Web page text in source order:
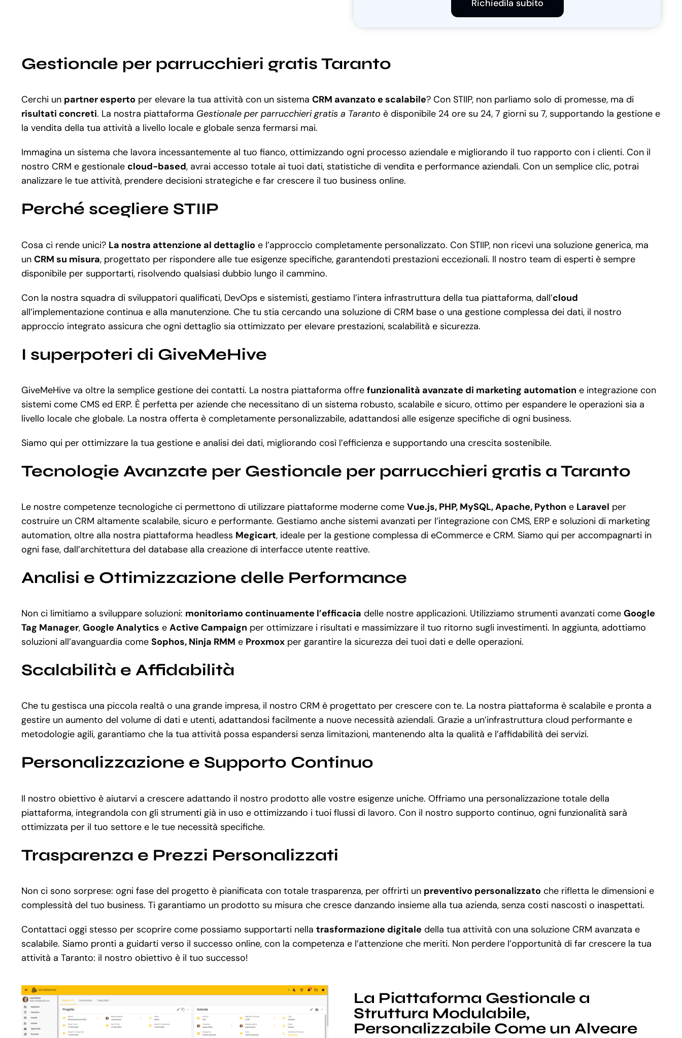
Richiedila subito
Gestionale per parrucchieri gratis Taranto
Cerchi un partner esperto per elevare la tua attività con un sistema CRM avanzato e scalabile? Con STIIP, non parliamo solo di promesse, ma di
risultati concreti. La nostra piattaforma Gestionale per parrucchieri gratis a Taranto è disponibile 24 ore su 24, 7 giorni su 7, supportando la gestione e
la vendita della tua attività a livello locale e globale senza fermarsi mai.
Immagina un sistema che lavora incessantemente al tuo fianco, ottimizzando ogni processo aziendale e migliorando il tuo rapporto con i clienti. Con il
nostro CRM e gestionale cloud-based, avrai accesso totale ai tuoi dati, statistiche di vendita e performance aziendali. Con un semplice clic, potrai
analizzare le tue attività, prendere decisioni strategiche e far crescere il tuo business online.
Perché scegliere STIIP
Cosa ci rende unici? La nostra attenzione al dettaglio e l’approccio completamente personalizzato. Con STIIP, non ricevi una soluzione generica, ma
un CRM su misura, progettato per rispondere alle tue esigenze specifiche, garantendoti prestazioni eccezionali. Il nostro team di esperti è sempre
disponibile per supportarti, risolvendo qualsiasi dubbio lungo il cammino.
Con la nostra squadra di sviluppatori qualificati, DevOps e sistemisti, gestiamo l’intera infrastruttura della tua piattaforma, dall’cloud
all’implementazione continua e alla manutenzione. Che tu stia cercando una soluzione di CRM base o una gestione complessa dei dati, il nostro
approccio integrato assicura che ogni dettaglio sia ottimizzato per elevare prestazioni, scalabilità e sicurezza.
I superpoteri di GiveMeHive
GiveMeHive va oltre la semplice gestione dei contatti. La nostra piattaforma offre funzionalità avanzate di marketing automation e integrazione con
sistemi come CMS ed ERP. È perfetta per aziende che necessitano di un sistema robusto, scalabile e sicuro, ottimo per espandere le operazioni sia a
livello locale che globale. La nostra offerta è completamente personalizzabile, adattandosi alle esigenze specifiche di ogni business.
Siamo qui per ottimizzare la tua gestione e analisi dei dati, migliorando così l’efficienza e supportando una crescita sostenibile.
Tecnologie Avanzate per Gestionale per parrucchieri gratis a Taranto
Le nostre competenze tecnologiche ci permettono di utilizzare piattaforme moderne come Vue.js, PHP, MySQL, Apache, Python e Laravel per
costruire un CRM altamente scalabile, sicuro e performante. Gestiamo anche sistemi avanzati per l’integrazione con CMS, ERP e soluzioni di marketing
automation, oltre alla nostra piattaforma headless Megicart, ideale per la gestione complessa di eCommerce e CRM. Siamo qui per accompagnarti in
ogni fase, dall’architettura del database alla creazione di interfacce utente reattive.
Analisi e Ottimizzazione delle Performance
Non ci limitiamo a sviluppare soluzioni: monitoriamo continuamente l’efficacia delle nostre applicazioni. Utilizziamo strumenti avanzati come Google
Tag Manager, Google Analytics e Active Campaign per ottimizzare i risultati e massimizzare il tuo ritorno sugli investimenti. In aggiunta, adottiamo
soluzioni all’avanguardia come Sophos, Ninja RMM e Proxmoxper garantire la sicurezza dei tuoi dati e delle operazioni.
Scalabilità e Affidabilità
Che tu gestisca una piccola realtà o una grande impresa, il nostro CRM è progettato per crescere con te. La nostra piattaforma è scalabile e pronta a
gestire un aumento del volume di dati e utenti, adattandosi facilmente a nuove necessità aziendali. Grazie a un’infrastruttura cloud performante e
metodologie agili, garantiamo che la tua attività possa espandersi senza limitazioni, mantenendo alta la qualità e l’affidabilità dei servizi.
Personalizzazione e Supporto Continuo
Il nostro obiettivo è aiutarvi a crescere adattando il nostro prodotto alle vostre esigenze uniche. Offriamo una personalizzazione totale della
piattaforma, integrandola con gli strumenti già in uso e ottimizzando i tuoi flussi di lavoro. Con il nostro supporto continuo, ogni funzionalità sarà
ottimizzata per il tuo settore e le tue necessità specifiche.
Trasparenza e Prezzi Personalizzati
Non ci sono sorprese: ogni fase del progetto è pianificata con totale trasparenza, per offrirti un preventivo personalizzato che rifletta le dimensioni e
complessità del tuo business. Ti garantiamo un prodotto su misura che cresce danzando insieme alla tua azienda, senza costi nascosti o inaspettati.
Contattaci oggi stesso per scoprire come possiamo supportarti nella trasformazione digitale della tua attività con una soluzione CRM avanzata e
scalabile. Siamo pronti a guidarti verso il successo online, con la competenza e l’attenzione che meriti. Non perdere l’opportunità di far crescere la tua
attività a Taranto: il nostro obiettivo è il tuo successo!
La Piattaforma Gestionale a
Struttura Modulabile,
Personalizzabile Come un Alveare